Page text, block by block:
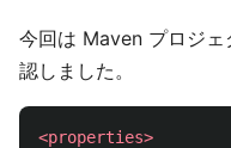
今回は Maven プロジェ
認しました。
<properties>